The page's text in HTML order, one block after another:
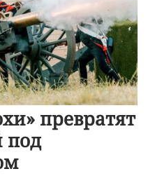
превратят
под